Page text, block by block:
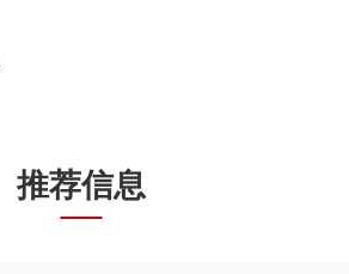
推荐信息